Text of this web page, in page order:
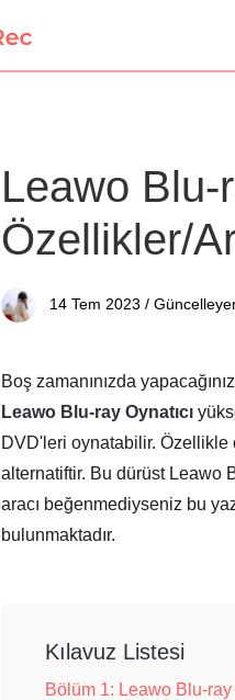
Leawo Blu-
Özellikler/
14 Tem 2023 /
Boş zamanınızda
Leawo Blu-ray Oynatıcı
DVD'leri oynatabilir. Özellikle
alternatiftir. Bu dürüst Leawo
aracı beğenmediyseniz bu
bulunmaktadır.
Kılavuz Listesi
Bölüm 1: Leawo Blu-ray